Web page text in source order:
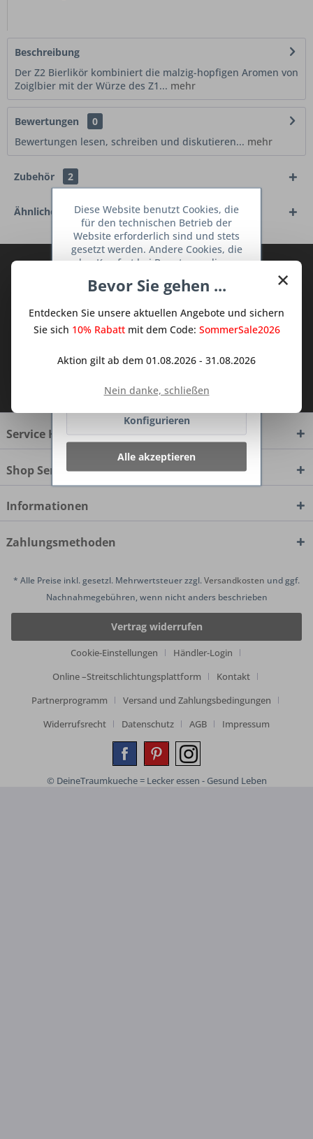
Beschreibung
Der Z2 Bierlikör kombiniert die malzig-hopfigen Aromen von
Zoiglbier mit der Würze des Z1... mehr
Bewertungen
0
Bewertungen lesen, schreiben und diskutieren... mehr
Zubehör 2
Ähnliche Artikel
Abonnieren Sie den kostenlosen Deine
TraumKüche Newsletter und verpassen
Sie keine Neuigkeit oder Aktion mehr aus
dem Traum Küchen - Shop.
zur Kenntnis genommen.
Service Hotline
Shop Service
Informationen
Zahlungsmethoden
* Alle Preise inkl. gesetzl. Mehrwertsteuer zzgl.Versandkosten und ggf.
Nachnahmegebühren, wenn nicht anders beschrieben
Vertrag widerrufen
Cookie-Einstellungen
Händler-Login
Online –Streitschlichtungsplattform
Kontakt
Partnerprogramm
Versand und Zahlungsbedingungen
Widerrufsrecht
Datenschutz AGB Impressum
© DeineTraumkueche = Lecker essen - Gesund Leben
×
Bevor Sie gehen ...
Entdecken Sie unsere aktuellen Angebote und sichern
Sie sich 10% Rabattmit dem Code: SommerSale2026
Aktion gilt ab dem 01.08.2026 - 31.08.2026
Nein danke, schließen
Diese Website benutzt Cookies, die
für den technischen Betrieb der
Website erforderlich sind und stets
gesetzt werden. Andere Cookies, die
den Komfort bei Benutzung dieser
dienen oder die Interaktion mit
Netzwerken vereinfachen sollen,
werden nur mit Ihrer Zustimmung
Ablehnen
Konfigurieren
Alle akzeptieren